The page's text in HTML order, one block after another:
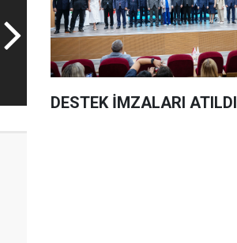
DESTEK İMZALARI ATILDI